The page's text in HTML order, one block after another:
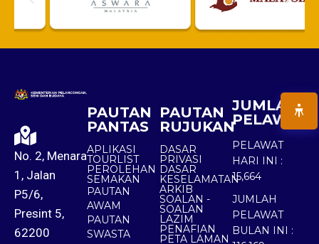
No. 2, Menara
1, Jalan
P5/6,
Presint 5,
62200
PAUTAN
PANTAS
APLIKASI
TOURLIST
PEROLEHAN
SEMAKAN
PAUTAN
AWAM
PAUTAN
SWASTA
PAUTAN
RUJUKAN
DASAR
PRIVASI
DASAR
KESELAMATAN
ARKIB
SOALAN -
SOALAN
LAZIM
PENAFIAN
PETA LAMAN
JUMLAH
PELAWAT
PELAWAT
HARI INI :
15,664
JUMLAH
PELAWAT
BULAN INI :